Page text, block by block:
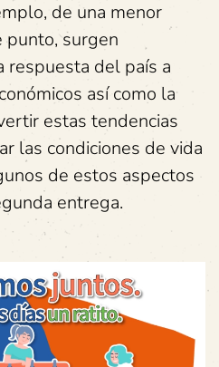
de una menor
punto, surgen
respuesta del país a
así como la
estas tendencias
las condiciones de vida
de estos aspectos
entrega.